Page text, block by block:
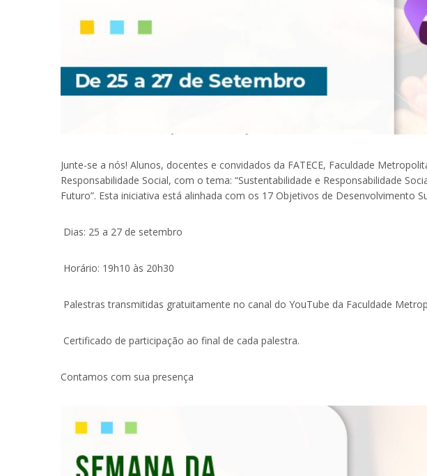
Junte-se a nós! Alunos, docentes e convidados da FATECE, Faculdade
Responsabilidade Social, com o tema: “Sustentabilidade e Responsabilidade
Futuro”. Esta iniciativa está alinhada com os 17 Objetivos de Desenvolvimento
Dias: 25 a 27 de setembro
Horário: 19h10 às 20h30
Palestras transmitidas gratuitamente no canal do YouTube da Faculdade
Certificado de participação ao final de cada palestra.
Contamos com sua presença